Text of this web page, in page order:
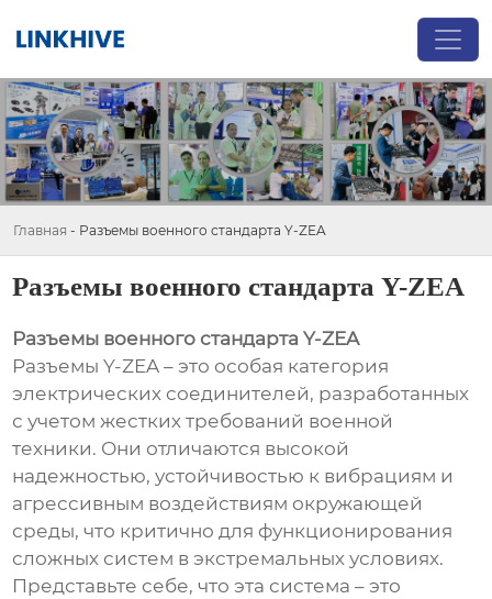
Главная - Разъемы военного стандарта Y-ZEA
Разъемы военного стандарта Y-ZEA
Разъемы военного стандарта Y-ZEA
Разъемы Y-ZEA – это особая категория
электрических соединителей, разработанных
с учетом жестких требований военной
техники. Они отличаются высокой
надежностью, устойчивостью к вибрациям и
агрессивным воздействиям окружающей
среды, что критично для функционирования
сложных систем в экстремальных условиях.
Представьте себе, что эта система – это